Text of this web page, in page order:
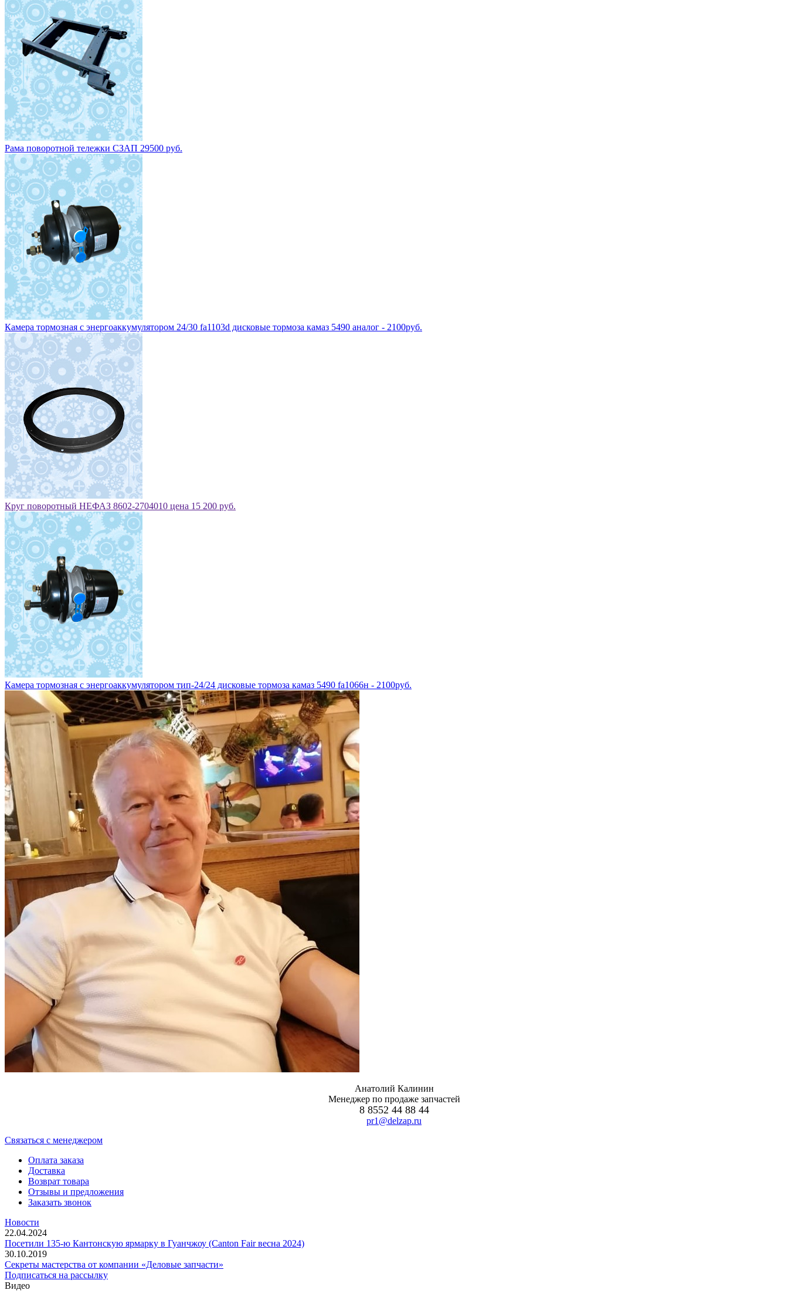
Рама поворотной тележки СЗАП 29500 руб.
Камера тормозная с энергоаккумулятором 24/30 fa1103d дисковые тормоза камаз 5490 аналог - 2100руб.
Круг поворотный НЕФАЗ 8602-2704010 цена 15 200 руб.
Камера тормозная с энергоаккумулятором тип-24/24 дисковые тормоза камаз 5490 fa1066н - 2100руб.
Анатолий Калинин
Менеджер по продаже запчастей
8 8552 44 88 44
pr1@delzap.ru
Cвязаться с менеджером
Оплата заказа
Доставка
Возврат товара
Отзывы и предложения
Заказать звонок
Новости
22.04.2024
Посетили 135-ю Кантонскую ярмарку в Гуанчжоу (Canton Fair весна 2024)
30.10.2019
Секреты мастерства от компании «Деловые запчасти»
Подписаться на рассылку
Видео